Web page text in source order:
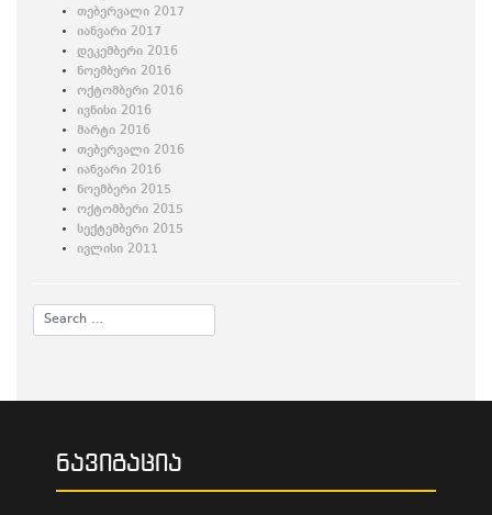
თებერვალი 2017
იანვარი 2017
დეკემბერი 2016
ნოემბერი 2016
ოქტომბერი 2016
ივნისი 2016
მარტი 2016
თებერვალი 2016
იანვარი 2016
ნოემბერი 2015
ოქტომბერი 2015
სექტემბერი 2015
ივლისი 2011
ნავიგაცია